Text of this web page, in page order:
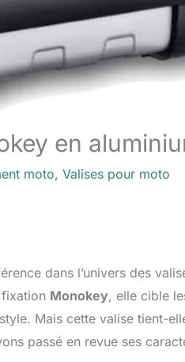
en
moto, Valises pour moto
dans l’univers des
Monokey, elle cible
Mais cette valise tient-
passé en revue ses